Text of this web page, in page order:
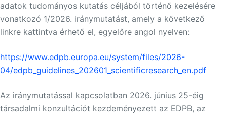
adatok tudományos kutatás céljából történő kezelésére
vonatkozó 1/2026. iránymutatást, amely a következő
linkre kattintva érhető el, egyelőre angol nyelven:
https://www.edpb.europa.eu/system/files/2026-
04/edpb_guidelines_202601_scientificresearch_en.pdf
Az iránymutatással kapcsolatban 2026. június 25-éig
társadalmi konzultációt kezdeményezett az EDPB, az